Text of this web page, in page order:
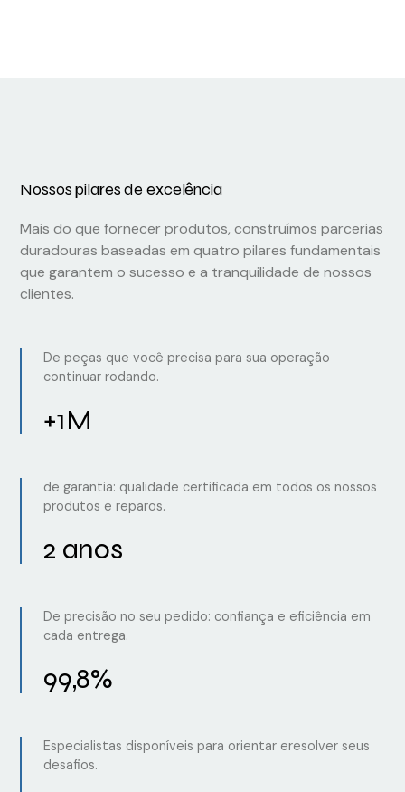
Nossos pilares de excelência
Mais do que fornecer produtos, construímos parcerias
duradouras baseadas em quatro pilares fundamentais
que garantem o sucesso e a tranquilidade de nossos
clientes.
De peças que você precisa para sua operação
continuar rodando.
+1M
de garantia: qualidade certificada em todos os nossos
produtos e reparos.
2 anos
De precisão no seu pedido: confiança e eficiência em
cada entrega.
99,8%
Especialistas disponíveis para orientar eresolver seus
desafios.